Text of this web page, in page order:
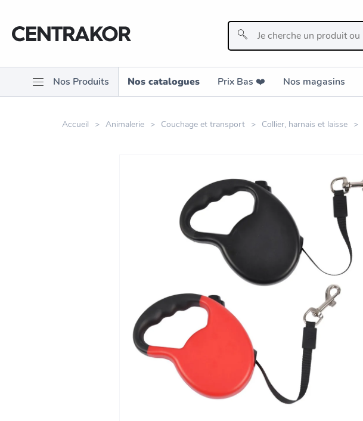
Nos Produits Nos catalogues Prix Bas ❤️️ Nos magasins
Accueil Animalerie Couchage et transport Collier, harnais et laisse
Zoomer sur l'image